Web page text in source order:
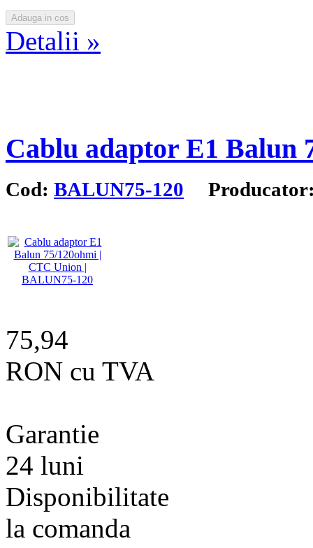
Detalii »
Cablu adaptor E1 Balun
Cod: BALUN75-120
75,94
RON cu TVA
Garantie
24 luni
Disponibilitate
la comanda